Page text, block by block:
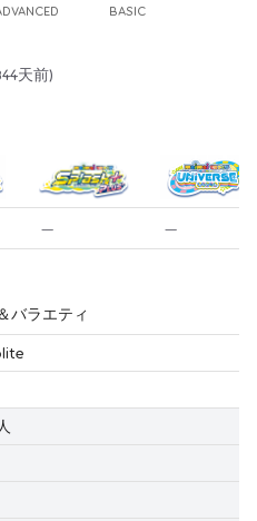
BASIC
天前)
— —
バラエティ